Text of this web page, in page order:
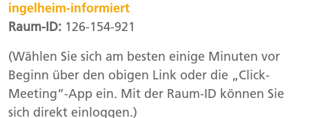
ingelheim-informiert
Raum-ID: 126-154-921
(Wählen Sie sich am besten einige Minuten vor
Beginn über den obigen Link oder die „Click-
Meeting“-App ein. Mit der Raum-ID können Sie
sich direkt einloggen.)